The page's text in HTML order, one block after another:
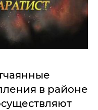
в районе